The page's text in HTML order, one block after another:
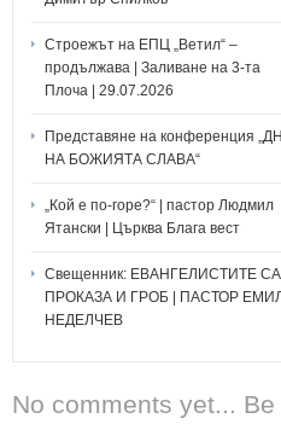
Строежът на ЕПЦ „Ветил“ –
продължава | Заливане на 3-та
Плоча | 29.07.2026
Представяне на конференция
НА БОЖИЯТА СЛАВА“
„Кой е по-горе?“ | пастор Людмил
Ятански | Църква Блага вест
Свещенник: ЕВАНГЕЛИСТИТЕ СА
ПРОКАЗА И ГРОБ | ПАСТОР
НЕДЕЛЧЕВ
No comments yet...